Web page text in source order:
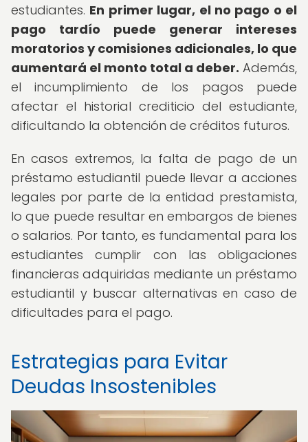
estudiantes. En primer lugar, el no pago o el
pago tardío puede generar intereses
moratorios y comisiones adicionales, lo que
aumentará el monto total a deber. Además,
el incumplimiento de los pagos puede
afectar el historial crediticio del estudiante,
dificultando la obtención de créditos futuros.
En casos extremos, la falta de pago de un
préstamo estudiantil puede llevar a acciones
legales por parte de la entidad prestamista,
lo que puede resultar en embargos de bienes
o salarios. Por tanto, es fundamental para los
estudiantes cumplir con las obligaciones
financieras adquiridas mediante un préstamo
estudiantil y buscar alternativas en caso de
dificultades para el pago.
Estrategias para Evitar
Deudas Insostenibles